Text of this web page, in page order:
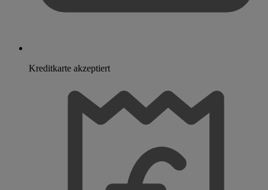
Kreditkarte akzeptiert